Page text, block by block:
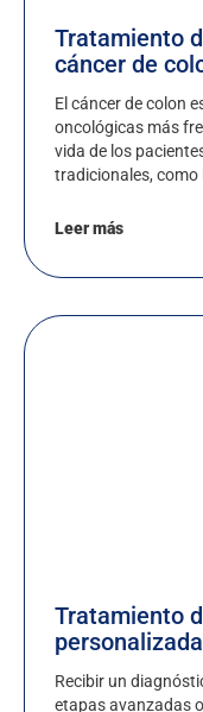
Tratamiento
cáncer de
El cáncer de colon
oncológicas más
vida de los
tradicionales, como
Leer más
Tratamiento
Recibir un
etapas avanzadas